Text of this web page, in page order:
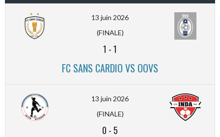
13 juin 2026
(FINALE)
1 -1
FC SANS CARDIO VS OOVS
13 juin 2026
(FINALE)
0 - 5